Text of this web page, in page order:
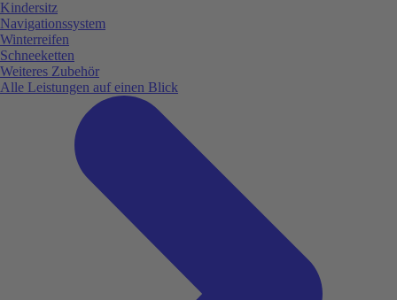
Kindersitz
Navigationssystem
Winterreifen
Schneeketten
Weiteres Zubehör
Alle Leistungen auf einen Blick